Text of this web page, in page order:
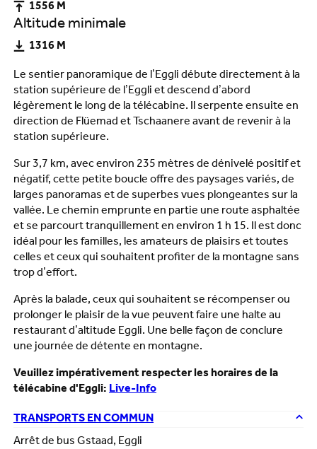
Le sentier panoramique de l’Eggli débute directement à la
station supérieure de l’Eggli et descend d’abord
légèrement le long de la télécabine. Il serpente ensuite en
direction de Flüemad et Tschaanere avant de revenir à la
station supérieure.
Sur 3,7 km, avec environ 235 mètres de dénivelé positif et
négatif, cette petite boucle offre des paysages variés, de
larges panoramas et de superbes vues plongeantes sur la
vallée. Le chemin emprunte en partie une route asphaltée
et se parcourt tranquillement en environ 1 h 15. Il est donc
idéal pour les familles, les amateurs de plaisirs et toutes
celles et ceux qui souhaitent profiter de la montagne sans
trop d’effort.
Après la balade, ceux qui souhaitent se récompenser ou
prolonger le plaisir de la vue peuvent faire une halte au
restaurant d’altitude Eggli. Une belle façon de conclure
une journée de détente en montagne.
Veuillez impérativement respecter les horaires de la
télécabine d'Eggli: Live-Info
TRANSPORTS EN COMMUN
Arrêt de bus Gstaad, Eggli
1556 M
Altitude minimale
1316 M